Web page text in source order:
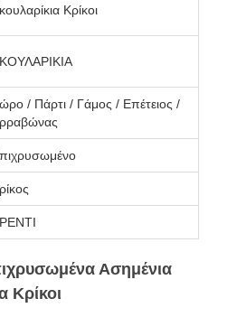
Κρίκοι
/ Πάρτι / Γάμος / Επέτειος /
Ασημένια
Κρίκοι